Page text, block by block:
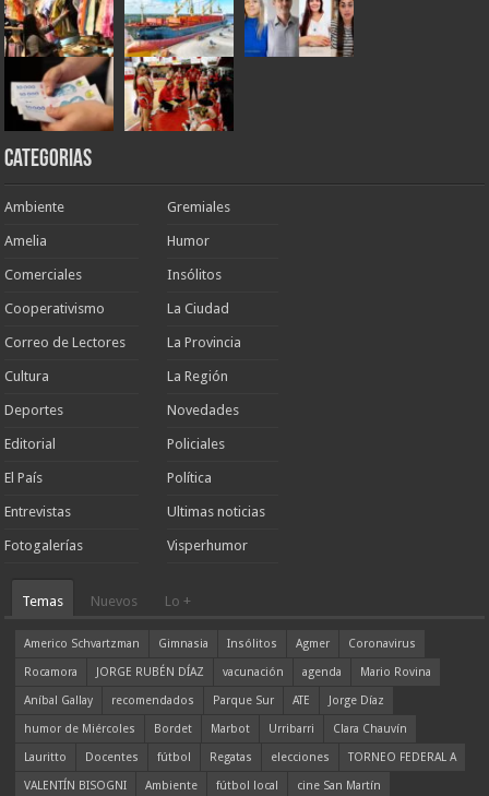
Categorias
Ambiente
Amelia
Comerciales
Cooperativismo
Correo de Lectores
Cultura
Deportes
Editorial
El País
Entrevistas
Fotogalerías
Gremiales
Humor
Insólitos
La Ciudad
La Provincia
La Región
Novedades
Policiales
Política
Ultimas noticias
Visperhumor
Temas Nuevos Lo +
Americo Schvartzman Gimnasia Insólitos Agmer
Coronavirus
Rocamora
JORGE RUBÉN DÍAZ vacunación agenda
Mario Rovina
Aníbal Gallay
recomendados Parque Sur ATE
Jorge Díaz
humor de Miércoles
Bordet Marbot Urribarri
Clara Chauvín
Lauritto
Docentes fútbol Regatas elecciones
TORNEO FEDERAL A
VALENTÍN BISOGNI
Ambiente fútbol local cine San Martín